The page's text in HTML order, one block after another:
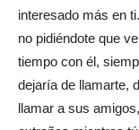
interesado más en
no pidiéndote que
tiempo con él,
dejaría de llamarte,
llamar a sus